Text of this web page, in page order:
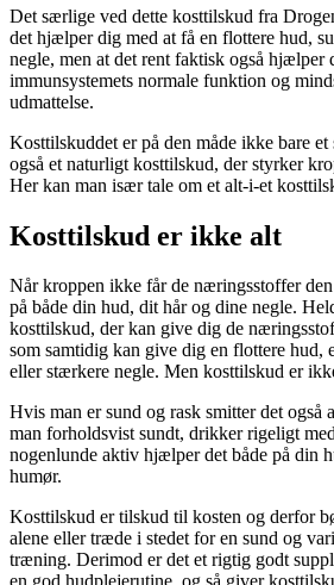
Det særlige ved dette kosttilskud fra
det hjælper dig med at få en flottere hud,
negle, men at det rent faktisk også hjælper
immunsystemets normale funktion og
udmattelse.
Kosttilskuddet er på den måde ikke bare
også et naturligt kosttilskud, der styrker
Her kan man især tale om et alt-i-et
Kosttilskud er ikke alt
Når kroppen ikke får de næringsstoffer
på både din hud, dit hår og dine negle.
kosttilskud, der kan give dig de
som samtidig kan give dig en flottere hud,
eller stærkere negle. Men kosttilskud er
Hvis man er sund og rask smitter det også
man forholdsvist sundt, drikker rigeligt
nogenlunde aktiv hjælper det både på din
humør.
Kosttilskud er tilskud til kosten og derfor
alene eller træde i stedet for en sund og
træning. Derimod er det et rigtig godt